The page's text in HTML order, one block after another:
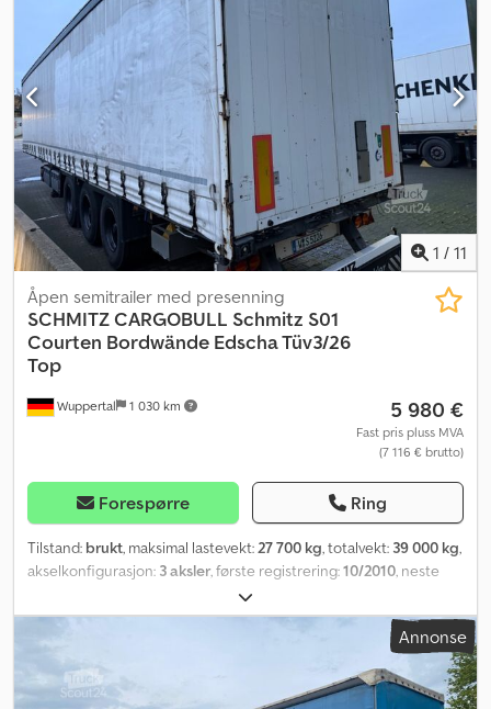
1 / 11
Wuppertal 1 030 km
Åpen semitrailer med presenning
SCHMITZ CARGOBULL Schmitz S01
Courten Bordwände Edscha Tüv3/26
Top
5 980 €
Fast pris pluss MVA
(7 116 € brutto)
Forespørre Ring
Tilstand: brukt, maksimal lastevekt:27 700 kg, totalvekt: 39 000 kg,
akselkonfigurasjon: 3 aksler, første registrering:10/2010, neste
, total bredde:
4 000 mm, Utstyr:ABS,
Annonse